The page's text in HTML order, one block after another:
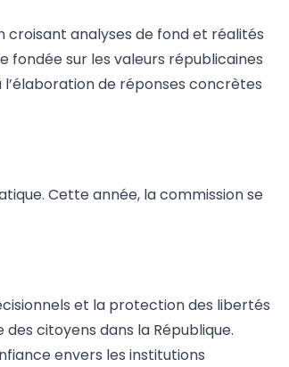
croisant analyses de fond et réalités
fondée sur les valeurs républicaines
de réponses concrètes
Cette année, la commission se
et la protection des libertés
citoyens dans la République.
envers les institutions